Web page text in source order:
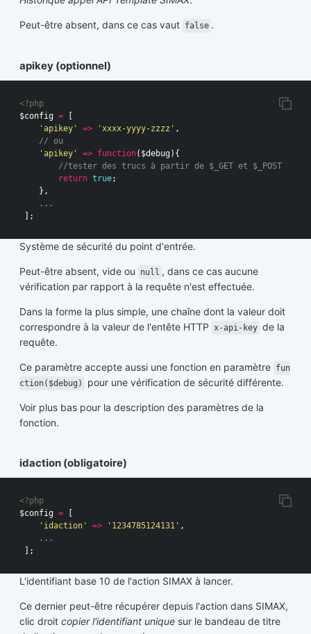
Peut-être absent, dans ce cas vaut false .
apikey (optionnel)
<?php
$config =
[
'apikey'
=> 'xxxx-yyyy-zzzz' ,
// ou
'apikey'
=> function( $debug){
//tester des trucs à partir de $_GET et $_POST
return true;
},
...
];
Système de sécurité du point d'entrée.
Peut-être absent, vide ou null , dans ce cas aucune
vérification par rapport à la requête n'est effectuée.
Dans la forme la plus simple, une chaîne dont la valeur doit
correspondre à la valeur de l'entête HTTP
x-api-key de la
requête.
Ce paramètre accepte aussi une fonction en paramètre fun
ction($debug)
pour une vérification de sécurité différente.
Voir plus bas pour la description des paramètres de la
fonction.
idaction (obligatoire)
<?php
$config =
'idaction'
=> '1234785124131' ,
...
];
L'identifiant base 10 de l'action SIMAX à lancer.
Ce dernier peut-être récupérer depuis l'action dans SIMAX,
clic droit copier l'identifiant unique sur le bandeau de titre